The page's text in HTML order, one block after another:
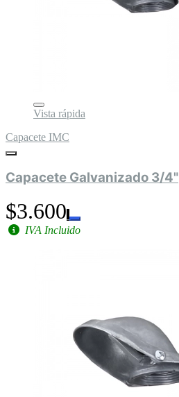
Vista rápida
Capacete IMC
Capacete Galvanizado 3/4"
$3.600
IVA Incluido